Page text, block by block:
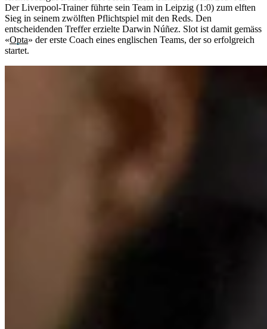
Der Liverpool-Trainer führte sein Team in Leipzig (1:0) zum elften
Sieg in seinem zwölften Pflichtspiel mit den Reds. Den
entscheidenden Treffer erzielte Darwin Núñez. Slot ist damit gemäss
«Opta» der erste Coach eines englischen Teams, der so erfolgreich
startet.